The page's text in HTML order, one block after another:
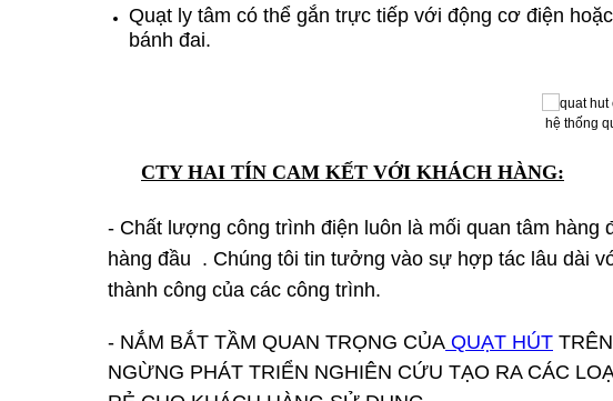
Quạt ly tâm có thể gắn trực tiếp với động cơ điện
bánh đai.
hệ thống
CTY HAI TÍN CAM KẾT VỚI KHÁCH HÀNG:
- Chất lượng công trình điện luôn là mối quan tâm hàng
hàng đầu . Chúng tôi tin tưởng vào sự hợp tác lâu dài
thành công của các công trình.
- NẮM BẮT TẦM QUAN TRỌNG CỦA QUẠT HÚT
NGỪNG PHÁT TRIỂN NGHIÊN CỨU TẠO RA CÁC